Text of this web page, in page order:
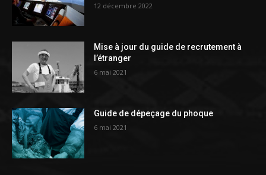
12 décembre 2022
Mise à jour du guide de recrutement à
l’étranger
6 mai 2021
Guide de dépeçage du phoque
6 mai 2021